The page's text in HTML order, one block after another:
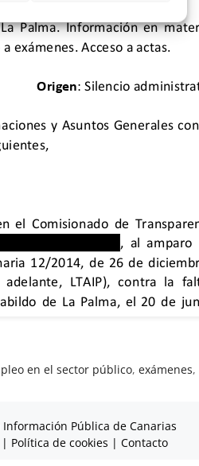
en el sector público,exámenes,
Pública de Canarias
| Política de cookies | Contacto